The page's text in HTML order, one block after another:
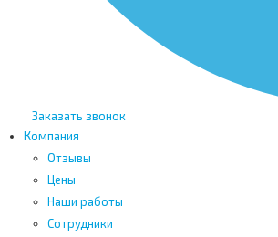
Заказать звонок
Компания
Отзывы
Цены
Наши работы
Сотрудники